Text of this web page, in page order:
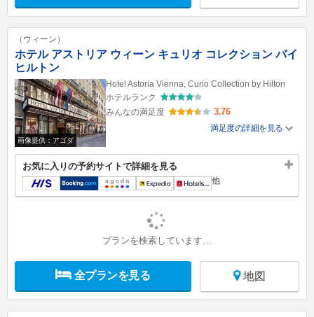
（ウィーン）
ホテル アストリア ウィーン キュリオ コレクション バイ
ヒルトン
画像提供：アゴダ
Hotel Astoria Vienna, Curio Collection by Hilton
ホテルランク
みんなの満足度
3.76
満足度の詳細を見る
お気に入りの予約サイトで詳細を見る
他
プランを検索しています…
全プランを見る 地図